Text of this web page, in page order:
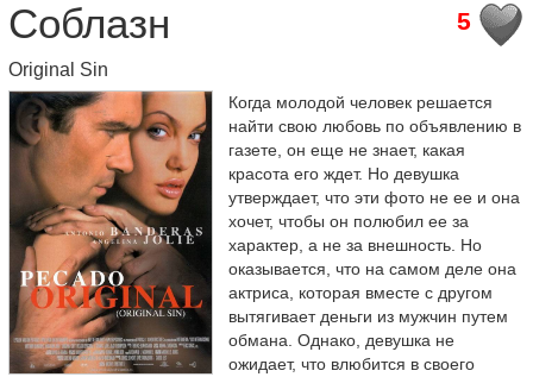
5
Соблазн
Original Sin
Когда молодой человек решается
найти свою любовь по объявлению в
газете, он еще не знает, какая
красота его ждет. Но девушка
утверждает, что эти фото не ее и она
хочет, чтобы он полюбил ее за
характер, а не за внешность. Но
оказывается, что на самом деле она
актриса, которая вместе с другом
вытягивает деньги из мужчин путем
обмана. Однако, девушка не
ожидает, что влюбится в своего